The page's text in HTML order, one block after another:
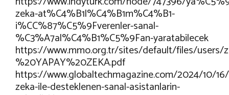
zeka-at%C4%B1l%C4%B1m%C4%B1-
i%CC%87%C5%9Fverenler-sanal-
%C3%A7al%C4%B1%C5%9Fan-yaratabilecek
https://www.mmo.org.tr/sites/default/files/users/
%20YAPAY%20ZEKA.pdf
https://www.globaltechmagazine.com/2024/10/
zeka-ile-desteklenen-sanal-asistanlarin-